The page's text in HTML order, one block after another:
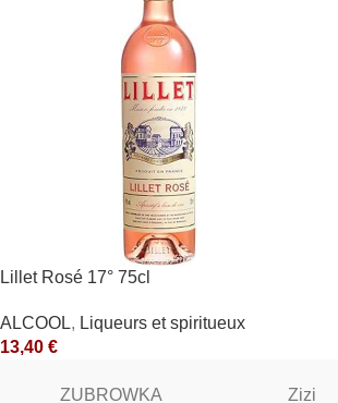
Lillet Rosé 17° 75cl
ALCOOL, Liqueurs et spiritueux
13,40 €
ZUBROWKA Zizi